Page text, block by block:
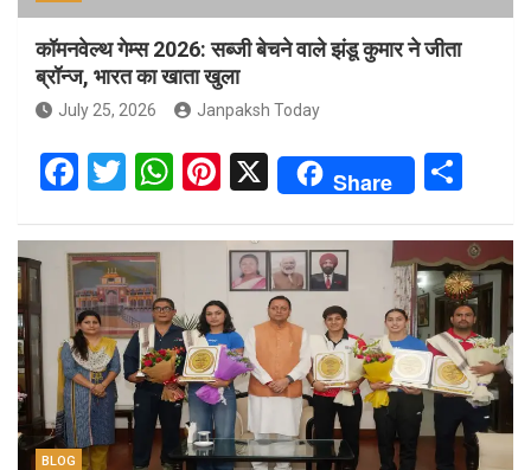
कॉमनवेल्थ गेम्स 2026: सब्जी बेचने वाले झंडू कुमार ने जीता
ब्रॉन्ज, भारत का खाता खुला
July 25, 2026 Janpaksh Today
F
ce
b
o
o
k
T
tt
er
W
at
A
p
p
Pi
er
es
t
X Share
ar
e
BLOG